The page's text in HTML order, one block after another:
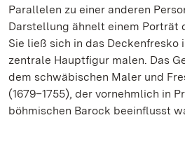
Parallelen zu einer anderen
Darstellung ähnelt einem Porträt
Sie ließ sich in das Deckenfresko
zentrale Hauptfigur malen. Das
dem schwäbischen Maler und
(1679–1755), der vornehmlich in
böhmischen Barock beeinflusst